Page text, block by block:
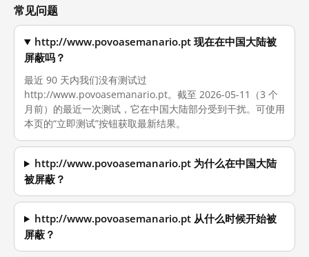
常见问题
http://www.povoasemanario.pt 现在在中国大陆被
屏蔽吗？
最近 90 天内我们没有测试过
http://www.povoasemanario.pt。截至 2026-05-11（3 个
月前）的最近一次测试，它在中国大陆部分受到干扰。可使用
本页的“立即测试”按钮获取最新结果。
http://www.povoasemanario.pt 为什么在中国大陆
被屏蔽？
http://www.povoasemanario.pt 从什么时候开始被
屏蔽？